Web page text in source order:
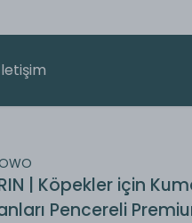
| Köpekler için
Pencereli